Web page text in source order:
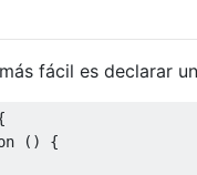
fácil es declarar
()
{